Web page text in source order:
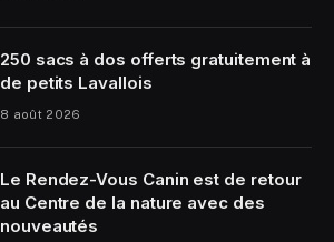
250 sacs à dos offerts gratuitement à
de petits Lavallois
8 août 2026
Le Rendez-Vous Canin est de retour
au Centre de la nature avec des
nouveautés